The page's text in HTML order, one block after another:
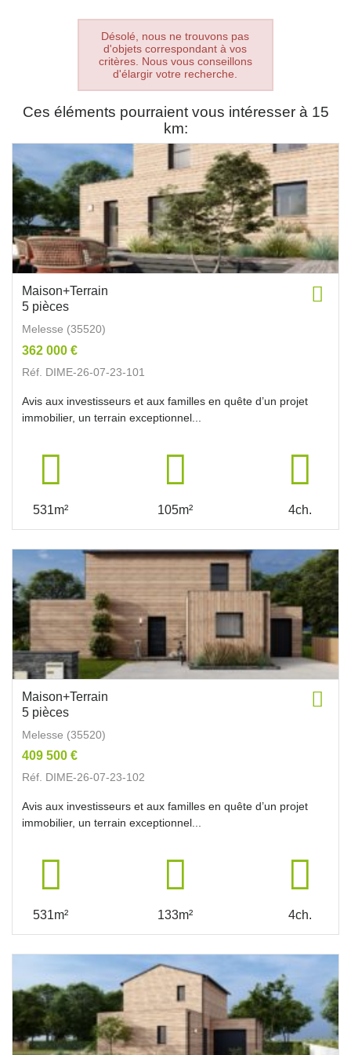
Désolé, nous ne trouvons pas
d'objets correspondant à vos
critères. Nous vous conseillons
d'élargir votre recherche.
Ces éléments pourraient vous intéresser à 15
km:
Maison+Terrain
5 pièces
Melesse (35520)
362 000 €
Réf. DIME-26-07-23-101
Avis aux investisseurs et aux familles en quête d’un projet
immobilier, un terrain exceptionnel...
531m² 105m² 4ch.
Maison+Terrain
5 pièces
Melesse (35520)
409 500 €
Réf. DIME-26-07-23-102
Avis aux investisseurs et aux familles en quête d’un projet
immobilier, un terrain exceptionnel...
531m² 133m² 4ch.